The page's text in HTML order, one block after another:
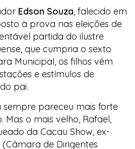
Edson Souza, falecido em
à prova nas eleições de
partida do ilustre
que cumpria o sexto
Municipal, os filhos vêm
e estímulos de
pai.
pareceu mais forte
Mas o mais velho, Rafael,
da Cacau Show, ex-
de Dirigentes